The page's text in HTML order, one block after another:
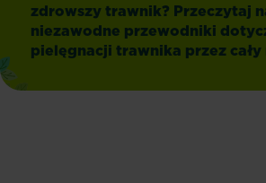
zdrowszy trawnik? Przeczytaj
niezawodne przewodniki
pielęgnacji trawnika przez cały